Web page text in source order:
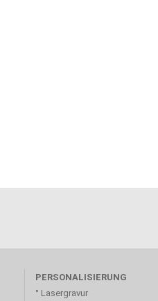
PERSONALISIERUNG
° Lasergravur